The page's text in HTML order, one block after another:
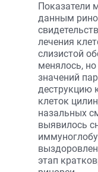
Показатели
данным
лечения
слизистой
менялось,
значений
деструкцию
клеток
назальных
выявилось
этап